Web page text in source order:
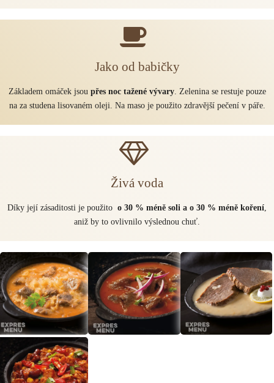
Jako od babičky
Základem omáček jsou přes noc tažené vývary. Zelenina se restuje pouze
na za studena lisovaném oleji. Na maso je použito zdravější pečení v páře.
Živá voda
Díky její zásaditosti je použito o 30 % méně soli a o 30 % méně koření
aniž by to ovlivnilo výslednou chuť.